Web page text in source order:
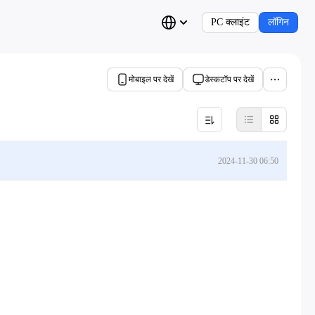
PC क्लाइंट लॉगिन
मोबाइल पर देखें डेस्कटॉप पर देखें
2024-11-30 06:50